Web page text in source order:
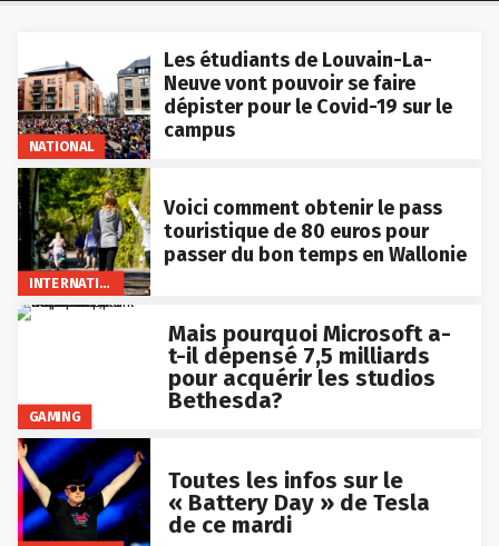
NATIONAL
Les étudiants de Louvain-La-
Neuve vont pouvoir se faire
dépister pour le Covid-19 sur le
campus
INTERNATIONAL
Voici comment obtenir le pass
touristique de 80 euros pour
passer du bon temps en Wallonie
GAMING
Mais pourquoi Microsoft a-
t-il dépensé 7,5 milliards
pour acquérir les studios
Bethesda?
Toutes les infos sur le
« Battery Day » de Tesla
de ce mardi